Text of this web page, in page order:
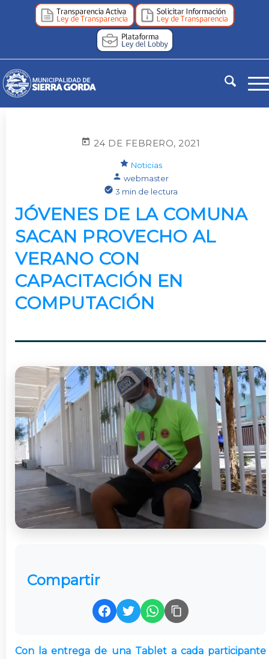
24 DE FEBRERO, 2021
Noticias
webmaster
3 min de lectura
JÓVENES DE LA COMUNA
SACAN PROVECHO AL
VERANO CON
CAPACITACIÓN EN
COMPUTACIÓN
Con la entrega de una Tablet a cada participante
Compartir